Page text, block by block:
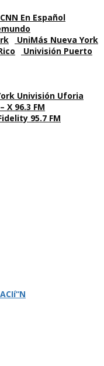
CNN En Español
UniMás Nueva York
Univisión Puerto
X 96.3 FM
95.7 FM